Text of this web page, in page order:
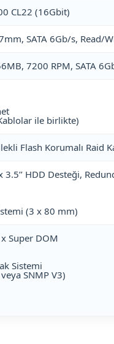
CL22 (16Gbit)
SATA 6Gb/s, Read/
7200 RPM, SATA
ile birlikte)
Flash Korumalı Raid
HDD Desteği,
(3 x 80 mm)
Super DOM
Sistemi
SNMP V3)